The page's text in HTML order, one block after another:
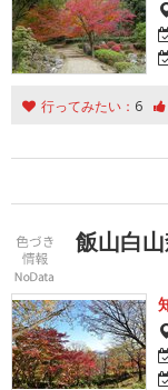
行ってみたい： 6
飯山白